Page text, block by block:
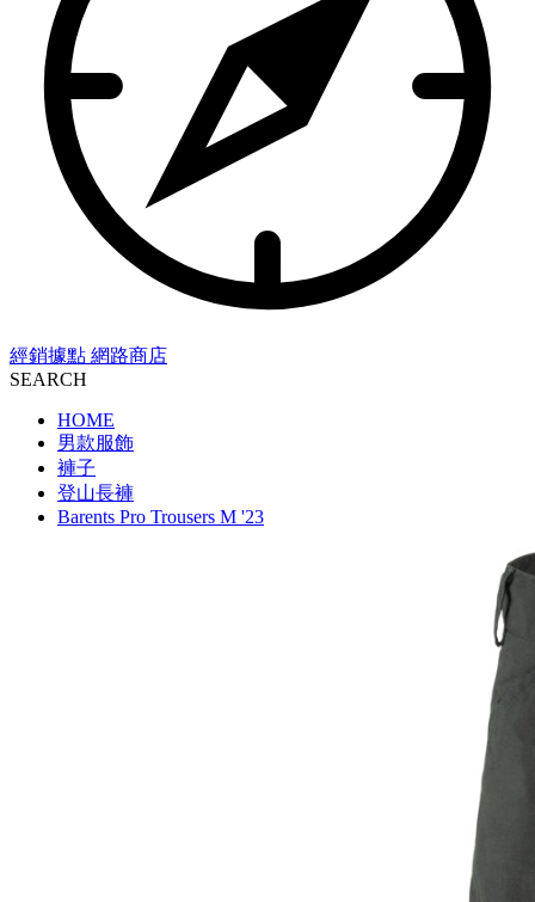
經銷據點 網路商店
SEARCH
HOME
男款服飾
褲子
登山長褲
Barents Pro Trousers M '23